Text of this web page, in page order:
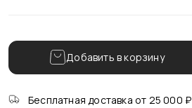
Добавить в корзину
Бесплатная доставка от 25 000 ₽